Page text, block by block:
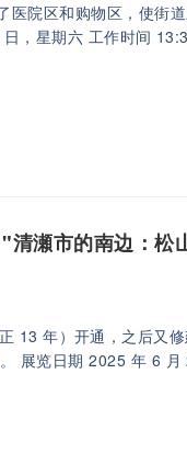
院区和购物区，使街
，星期六 工作时间
瀬市的南边：松
13 年）开通，之后又
展览日期 2025 年 6